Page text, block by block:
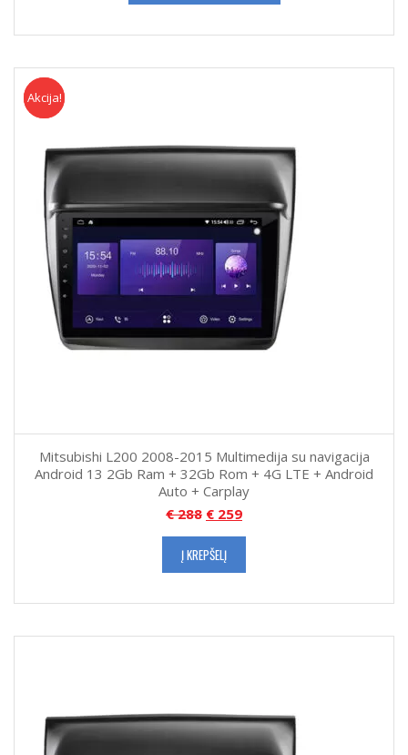
Akcija
Akcija!
Mitsubishi L200 2008-2015 Multimedija su navigacija
Android 13 2Gb Ram + 32Gb Rom + 4G LTE + Android
Auto + Carplay
€288 € 259
Į KREPŠELĮ